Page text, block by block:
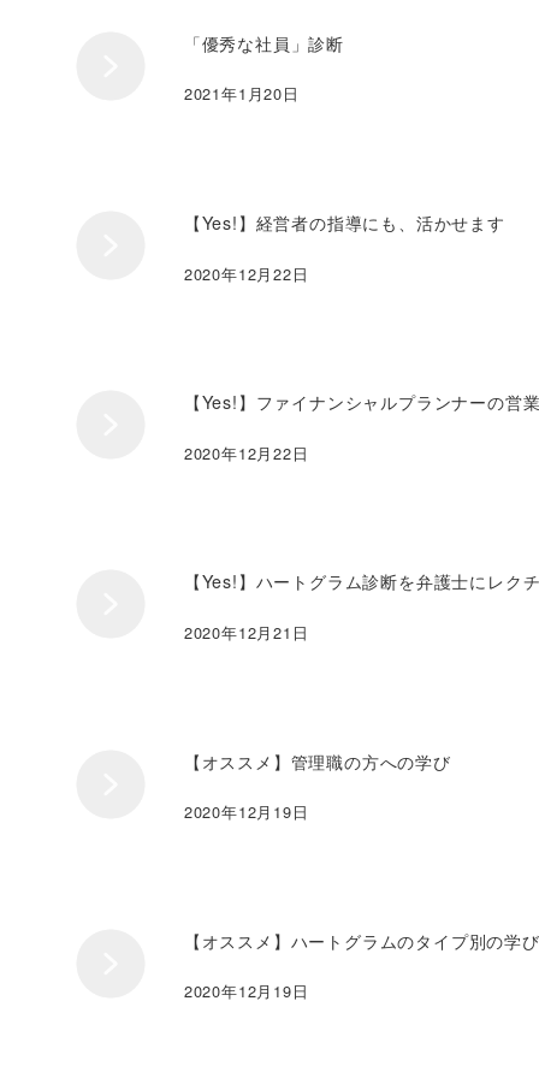
「優秀な社員」診断
2021年1月20日
【Yes!】経営者の指導にも、活かせます
2020年12月22日
【Yes!】ファイナンシャルプランナーの営
2020年12月22日
【Yes!】ハートグラム診断を弁護士にレク
2020年12月21日
【オススメ】管理職の方への学び
2020年12月19日
【オススメ】ハートグラムのタイプ別の学び
2020年12月19日